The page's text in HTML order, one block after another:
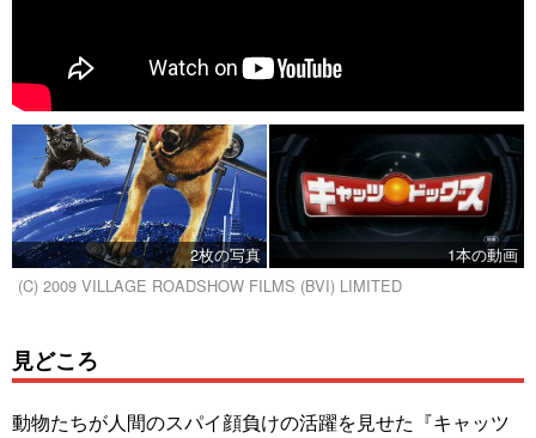
2枚の写真
1本の動画
(C) 2009 VILLAGE ROADSHOW FILMS (BVI) LIMITED
見どころ
動物たちが人間のスパイ顔負けの活躍を見せた『キャッツ